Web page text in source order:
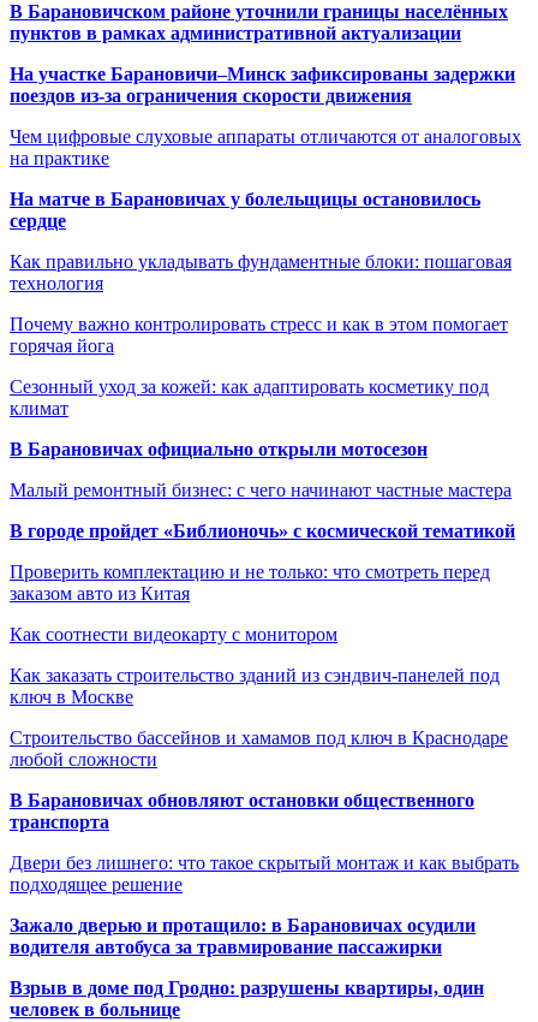
В Барановичском районе уточнили границы населённых
пунктов в рамках административной актуализации
На участке Барановичи–Минск зафиксированы задержки
поездов из-за ограничения скорости движения
Чем цифровые слуховые аппараты отличаются от аналоговых
на практике
На матче в Барановичах у болельщицы остановилось
сердце
Как правильно укладывать фундаментные блоки: пошаговая
технология
Почему важно контролировать стресс и как в этом помогает
горячая йога
Сезонный уход за кожей: как адаптировать косметику под
климат
В Барановичах официально открыли мотосезон
Малый ремонтный бизнес: с чего начинают частные мастера
В городе пройдет «Библионочь» с космической тематикой
Проверить комплектацию и не только: что смотреть перед
заказом авто из Китая
Как соотнести видеокарту с монитором
Как заказать строительство зданий из сэндвич-панелей под
ключ в Москве
Строительство бассейнов и хамамов под ключ в Краснодаре
любой сложности
В Барановичах обновляют остановки общественного
транспорта
Двери без лишнего: что такое скрытый монтаж и как выбрать
подходящее решение
Зажало дверью и протащило: в Барановичах осудили
водителя автобуса за травмирование пассажирки
Взрыв в доме под Гродно: разрушены квартиры, один
человек в больнице